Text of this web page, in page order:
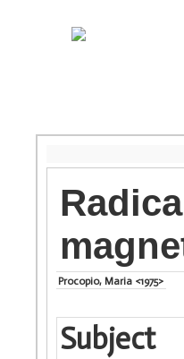
Procopio, Maria <1975>
Subject